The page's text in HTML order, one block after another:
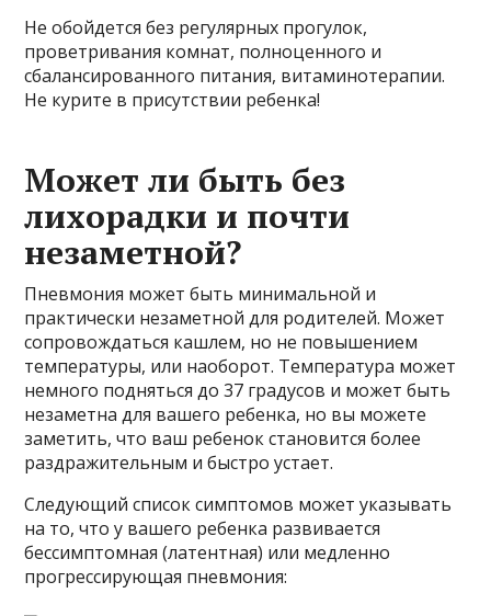
Не обойдется без регулярных прогулок,
проветривания комнат, полноценного и
сбалансированного питания, витаминотерапии.
Не курите в присутствии ребенка!
Может ли быть без
лихорадки и почти
незаметной?
Пневмония может быть минимальной и
практически незаметной для родителей. Может
сопровождаться кашлем, но не повышением
температуры, или наоборот. Температура может
немного подняться до 37 градусов и может быть
незаметна для вашего ребенка, но вы можете
заметить, что ваш ребенок становится более
раздражительным и быстро устает.
Следующий список симптомов может указывать
на то, что у вашего ребенка развивается
бессимптомная (латентная) или медленно
прогрессирующая пневмония: